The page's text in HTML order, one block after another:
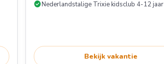
check_circleNederlandstalige Trixie kidsclub 4-12 jaar
Bekijk vakantie